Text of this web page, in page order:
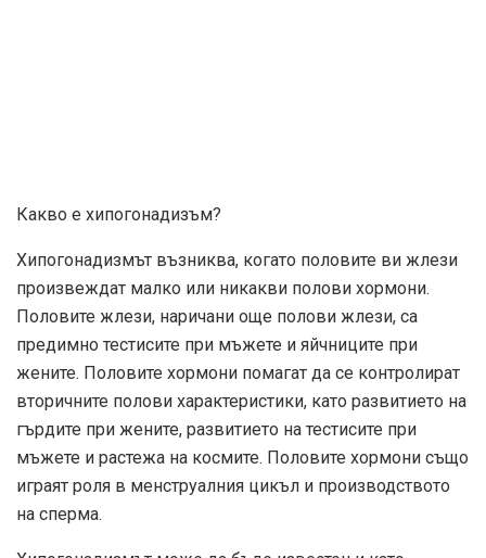
Какво е хипогонадизъм?
Хипогонадизмът възниква, когато половите ви жлези
произвеждат малко или никакви полови хормони.
Половите жлези, наричани още полови жлези, са
предимно тестисите при мъжете и яйчниците при
жените. Половите хормони помагат да се контролират
вторичните полови характеристики, като развитието на
гърдите при жените, развитието на тестисите при
мъжете и растежа на космите. Половите хормони също
играят роля в менструалния цикъл и производството
на сперма.